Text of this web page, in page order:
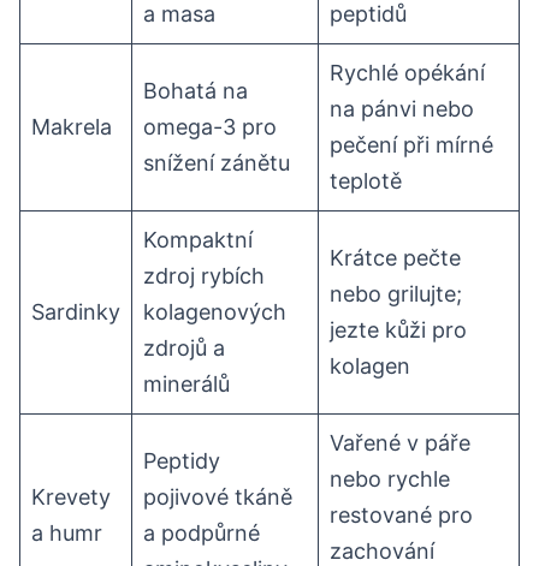
a masa
peptidů
Makrela
Bohatá na
omega-3 pro
snížení zánětu
Rychlé opékání
na pánvi nebo
pečení při mírné
teplotě
Sardinky
Kompaktní
zdroj rybích
kolagenových
zdrojů a
minerálů
Krátce pečte
nebo grilujte;
jezte kůži pro
kolagen
Krevety
a humr
Peptidy
pojivové tkáně
a podpůrné
Vařené v páře
nebo rychle
restované pro
zachování